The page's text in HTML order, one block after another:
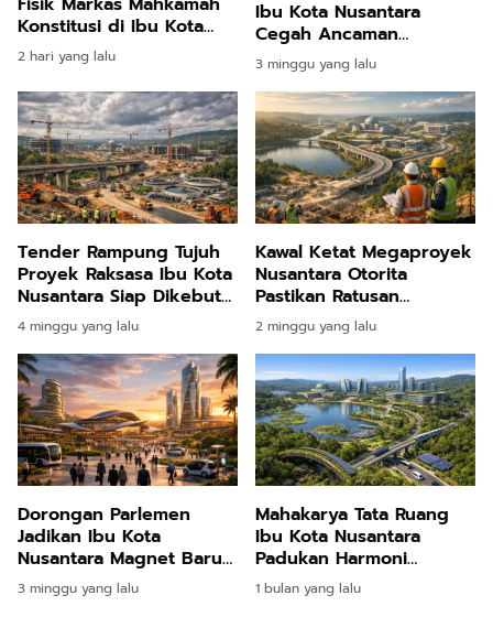
Konstitusi di Ibu Kota
Nusantara Resmi Dimulai
2 hari yang lalu
Ibu Kota Nusantara
Cegah Ancaman
Kebakaran Lahan Melalui
Latihan Terpadu
3 minggu yang lalu
Tender Rampung Tujuh
Proyek Raksasa Ibu Kota
Nusantara Siap Dikebut
Pemerintah
4 minggu yang lalu
Kawal Ketat Megaproyek
Nusantara Otorita
Pastikan Ratusan
Infrastruktur Penuhi
Standar Mutu Kelas
Wahid
2 minggu yang lalu
Dorongan Parlemen
Jadikan Ibu Kota
Nusantara Magnet Baru
Industri Pariwisata Bisnis
Tanah Air
3 minggu yang lalu
Mahakarya Tata Ruang
Ibu Kota Nusantara
Padukan Harmoni
Ekologi dan Teknologi
Masa Depan
1 bulan yang lalu